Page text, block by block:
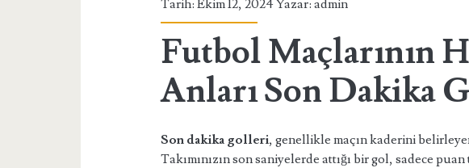
Tarih: Ekim 12, 2024 Yazar:admin
Futbol Maçlarının
Anları Son Dakika
Son dakika golleri, genellikle maçın kaderini
Takımınızın son saniyelerde attığı bir gol, sadece